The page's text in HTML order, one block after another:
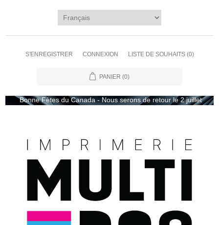
S'ENREGISTRER CONNEXION LISTE DE SOUHAITS (0)
PANIER (0)
Bonne Fètes du Canada - Nous serons de retour le 2 juillet